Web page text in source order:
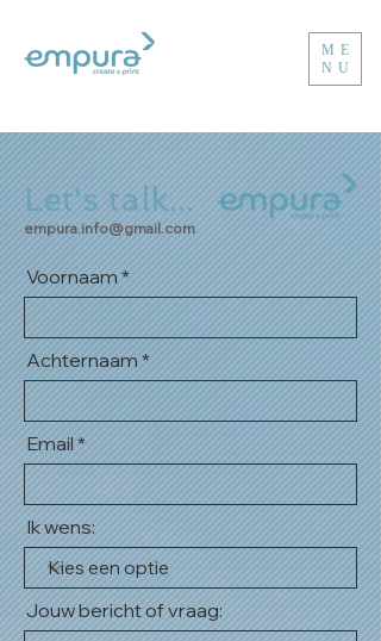
ME
NU
Let's talk...
empura.info@gmail.com
Voornaam
Achternaam
Email
Ik wens:
Jouw bericht of vraag: